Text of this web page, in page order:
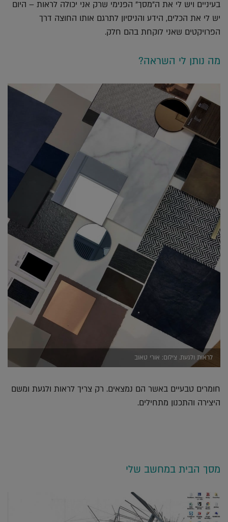
בעיניים ויש לי את ה"מסך" הפנימי שרק אני יכולה לראות – היום
יש לי את הכלים, הידע והניסיון לתרגם אותו החוצה דרך
הפרויקטים שאני לוקחת בהם חלק.
מה נותן לי השראה?
לראות ולגעת. צילום: אורי טאוב
חומרים טבעיים באשר הם נמצאים. רק צריך לראות ולגעת ומשם
היצירה והתכנון מתחילים.
מסך הבית במחשב שלי